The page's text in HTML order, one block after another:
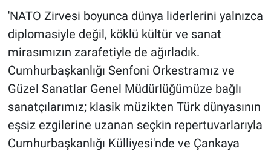
'NATO Zirvesi boyunca dünya liderlerini yalnızca
diplomasiyle değil, köklü kültür ve sanat
mirasımızın zarafetiyle de ağırladık.
Cumhurbaşkanlığı Senfoni Orkestramız ve
Güzel Sanatlar Genel Müdürlüğümüze bağlı
sanatçılarımız; klasik müzikten Türk dünyasının
eşsiz ezgilerine uzanan seçkin repertuvarlarıyla
Cumhurbaşkanlığı Külliyesi'nde ve Çankaya